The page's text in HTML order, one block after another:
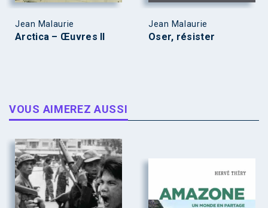
Jean Malaurie
Arctica – Œuvres II
Jean Malaurie
Oser, résister
VOUS AIMEREZ AUSSI